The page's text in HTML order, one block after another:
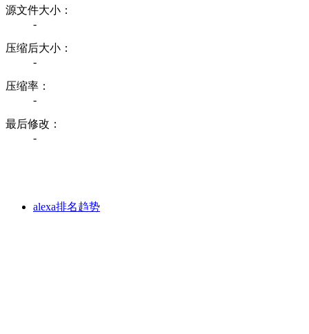
源文件大小：
-
压缩后大小：
-
压缩率：
-
最后修改：
-
alexa排名趋势